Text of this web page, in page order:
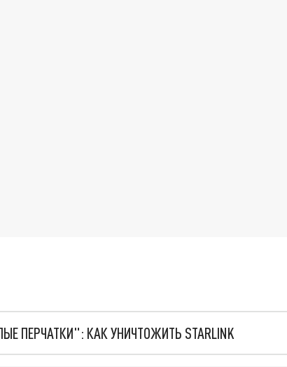
ПЕРЧАТКИ": КАК УНИЧТОЖИТЬ STARLINK